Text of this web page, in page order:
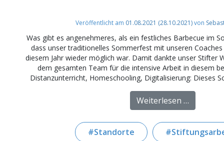
Veröffentlicht am 01.08.2021 (28.10.2021)von
Was gibt es angenehmeres, als ein festliches Barbecue im
dass unser traditionelles Sommerfest mit unseren
diesem Jahr wieder möglich war. Damit dankte unser Stifter
dem gesamten Team für die intensive Arbeit in diesem
Distanzunterricht, Homeschooling, Digitalisierung: Dieses
Weiterlesen …from
Standorte